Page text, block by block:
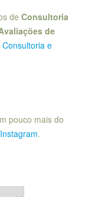
de Consultoria
de
Consultoria e
pouco mais do
Instagram.